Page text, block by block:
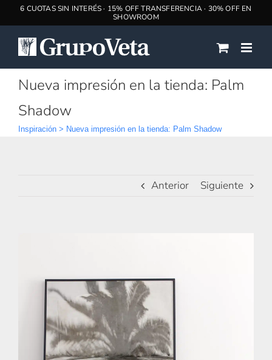
Nueva impresión en la tienda: Palm
Shadow
Inspiración > Nueva impresión en la tienda: Palm Shadow
Anterior Siguiente